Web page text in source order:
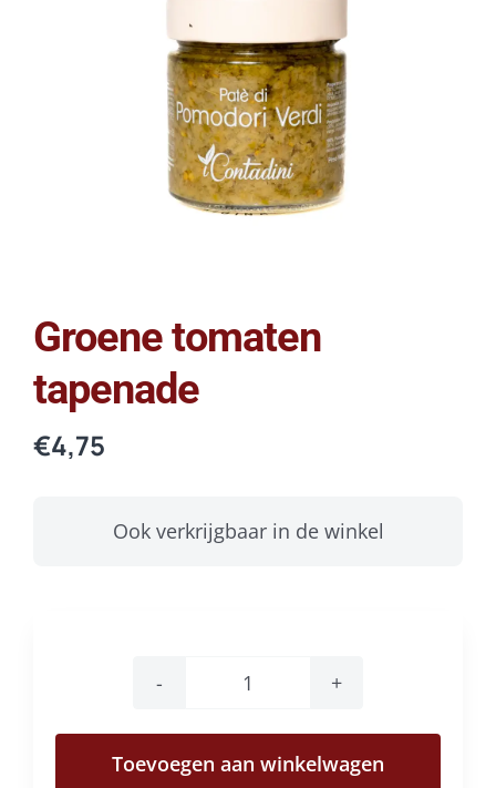
Groene tomaten
tapenade
€4,75
Ook verkrijgbaar in de winkel
Groene
tomaten
tapenade
Toevoegen aan winkelwagen